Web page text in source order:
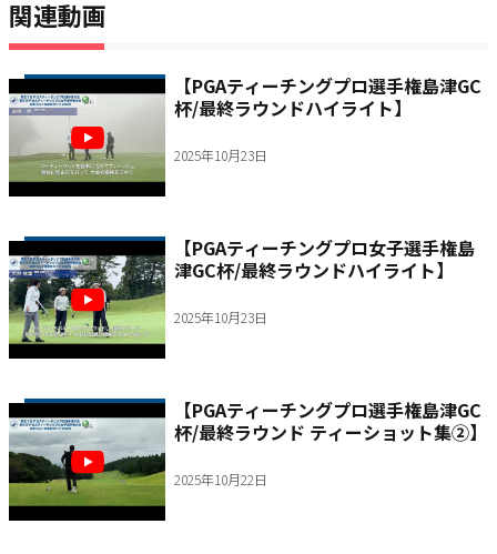
関連動画
【PGAティーチングプロ選手権島津GC
杯/最終ラウンドハイライト】
2025年10月23日
【PGAティーチングプロ女子選手権島
津GC杯/最終ラウンドハイライト】
2025年10月23日
【PGAティーチングプロ選手権島津GC
杯/最終ラウンド ティーショット集②】
2025年10月22日